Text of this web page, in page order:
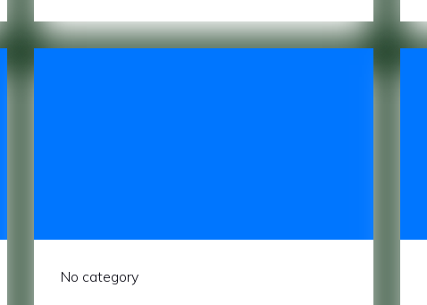
No category